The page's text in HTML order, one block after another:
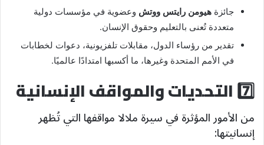
جائزة هيومن رايتس ووتش وعضوية في مؤسسات دولية
متعددة تُعنى بالتعليم وحقوق الإنسان.
تقدير من رؤساء الدول، مقابلات تلفزيونية، دعوات لخطابات
في الأمم المتحدة وغيرها، ما أكسبها امتدادًا عالميًا.
7️⃣ التحديات والمواقف الإنسانية
من الأمور المؤثرة في سيرة ملالا مواقفها التي تُظهر
إنسانيتها: